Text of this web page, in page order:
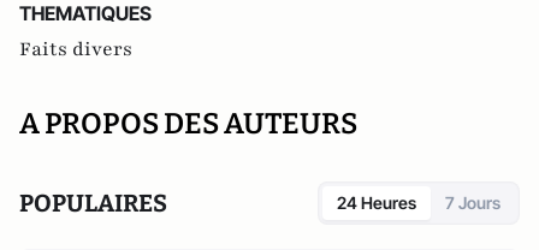
THEMATIQUES
Faits divers
A PROPOS DES AUTEURS
POPULAIRES 24 Heures 7 Jours